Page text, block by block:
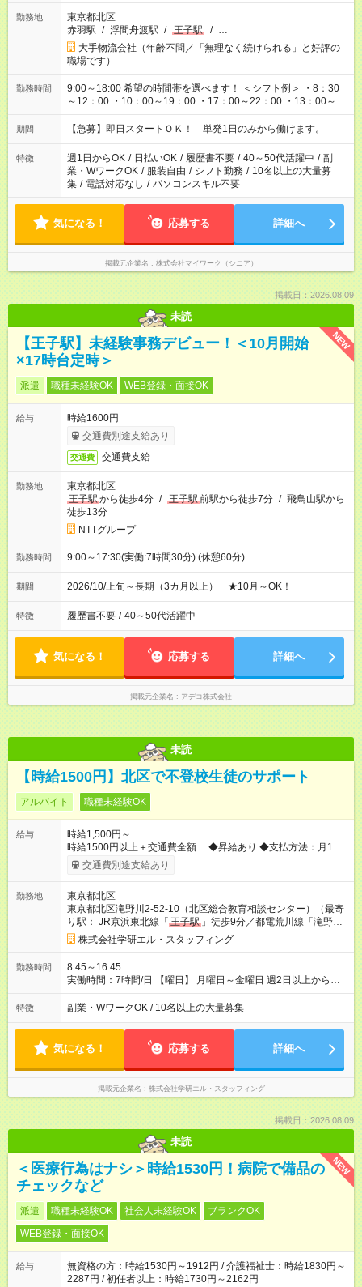
勤務地
東京都北区
赤羽駅 / 浮間舟渡駅 / 王子駅 / …
大手物流会社（年齢不問／「無理なく続けられる」と好評の
職場です）
勤務時間
9:00～18:00 希望の時間帯を選べます！ ＜シフト例＞ ・8：30
～12：00 ・10：00～19：00 ・17：00～22：00 ・13：00～
22：00 ・22：00～翌6：00 など
期間 【急募】即日スタートＯＫ！ 単発1日のみから働けます。
特徴 週1日からOK / 日払いOK / 履歴書不要 / 40～50代活躍中 / 副
業・WワークOK / 服装自由 / シフト勤務 / 10名以上の大量募
集 / 電話対応なし / パソコンスキル不要
気になる！ 応募する 詳細へ
掲載元企業名 株式会社マイワーク（シニア）
掲載日：2026.08.09
未読
NEW
【王子駅】未経験事務デビュー！＜10月開始
×17時台定時＞
派遣 職種未経験OK WEB登録・面接OK
給与
時給1600円
交通費別途支給あり
交通費 交通費支給
勤務地
東京都北区
王子駅から徒歩4分 / 王子駅前駅から徒歩7分 / 飛鳥山駅から
徒歩13分
NTTグループ
勤務時間 9:00～17:30(実働:7時間30分) (休憩60分)
期間 2026/10/上旬～長期（3カ月以上） ★10月～OK！
特徴 履歴書不要 / 40～50代活躍中
気になる！ 応募する 詳細へ
掲載元企業名 アデコ株式会社
未読
【時給1500円】北区で不登校生徒のサポート
アルバイト 職種未経験OK
給与
時給1,500円～
時給1500円以上＋交通費全額 ◆昇給あり ◆支払方法：月1回
【試用期間】試用期間なし
交通費別途支給あり
勤務地
東京都北区
東京都北区滝野川2-52-10（北区総合教育相談センター）（最寄
り駅： JR京浜東北線「 王子駅 」徒歩9分／都電荒川線「滝野川
一丁目」徒歩9分）
株式会社学研エル・スタッフィング
勤務時間
8:45～16:45
実働時間：7時間/日 【曜日】 月曜日～金曜日 週2日以上から応
相談 【時間】 8:45～16:45 ※残業無し ※1日5時間～応募可
特徴 副業・WワークOK / 10名以上の大量募集
気になる！ 応募する 詳細へ
掲載元企業名 株式会社学研エル・スタッフィング
掲載日：2026.08.09
未読
NEW
＜医療行為はナシ＞時給1530円！病院で備品の
チェックなど
派遣 職種未経験OK 社会人未経験OK
ブランクOK
WEB登録・面接OK
給与
無資格の方：時給1530円～1912円 / 介護福祉士：時給1830円～
2287円 / 初任者以上：時給1730円～2162円